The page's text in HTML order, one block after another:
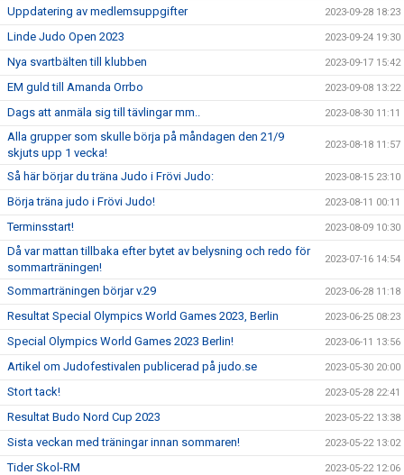
Uppdatering av medlemsuppgifter 2023-09-28 18:23
Linde Judo Open 2023 2023-09-24 19:30
Nya svartbälten till klubben 2023-09-17 15:42
EM guld till Amanda Orrbo 2023-09-08 13:22
Dags att anmäla sig till tävlingar mm.. 2023-08-30 11:11
Alla grupper som skulle börja på måndagen den 21/9
skjuts upp 1 vecka!
2023-08-18 11:57
Så här börjar du träna Judo i Frövi Judo: 2023-08-15 23:10
Börja träna judo i Frövi Judo! 2023-08-11 00:11
Terminsstart! 2023-08-09 10:30
Då var mattan tillbaka efter bytet av belysning och redo för
sommarträningen!
2023-07-16 14:54
Sommarträningen börjar v.29 2023-06-28 11:18
Resultat Special Olympics World Games 2023, Berlin 2023-06-25 08:23
Special Olympics World Games 2023 Berlin! 2023-06-11 13:56
Artikel om Judofestivalen publicerad på judo.se 2023-05-30 20:00
Stort tack! 2023-05-28 22:41
Resultat Budo Nord Cup 2023 2023-05-22 13:38
Sista veckan med träningar innan sommaren! 2023-05-22 13:02
Tider Skol-RM 2023-05-22 12:06